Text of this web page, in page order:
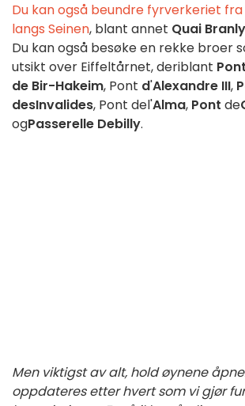
Du kan også beundre fyrverkeriet
langs Seinen, blant annet Quai Branly
Du kan også besøke en rekke broer
utsikt over Eiffeltårnet,deriblant
de Bir-Hakeim, Pont d'Alexandre III,
desInvalides, Pont del'Alma, Pont de
ogPasserelle Debilly.
Men viktigst av alt, hold øynene
oppdateres etter hvert som vi gjør